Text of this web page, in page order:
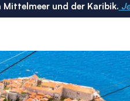
und der Karibik.